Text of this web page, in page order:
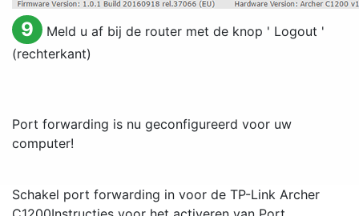
9 Meld u af bij de router met de knop ' Logout '
(rechterkant)
Port forwarding is nu geconfigureerd voor uw
computer!
Schakel port forwarding in voor de TP-Link Archer